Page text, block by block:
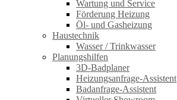
Wartung und Service
Förderung Heizung
Öl- und Gasheizung
Haustechnik
Wasser / Trinkwasser
Planungshilfen
3D-Badplaner
Heizungsanfrage-Assistent
Badanfrage-Assistent